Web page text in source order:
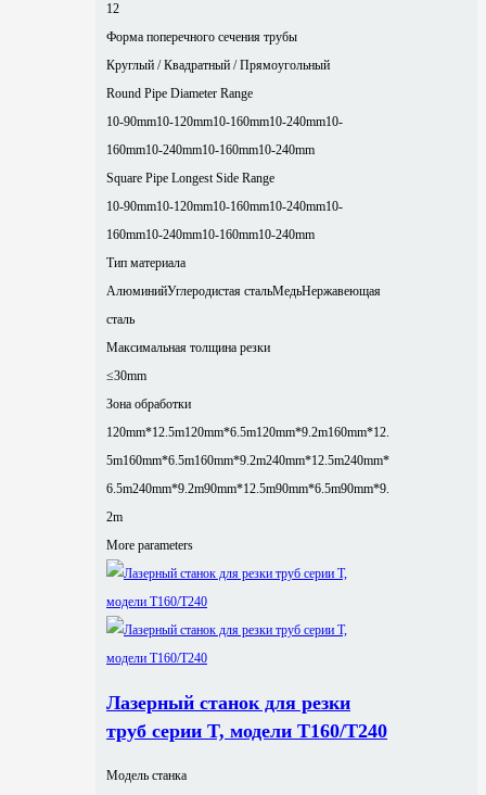
12
Форма поперечного сечения трубы
Круглый / Квадратный / Прямоугольный
Round Pipe Diameter Range
10-90mm10-120mm10-160mm10-240mm10-
160mm10-240mm10-160mm10-240mm
Square Pipe Longest Side Range
10-90mm10-120mm10-160mm10-240mm10-
160mm10-240mm10-160mm10-240mm
Тип материала
АлюминийУглеродистая стальМедьНержавеющая
сталь
Максимальная толщина резки
≤30mm
Зона обработки
120mm*12.5m120mm*6.5m120mm*9.2m160mm*12.
5m160mm*6.5m160mm*9.2m240mm*12.5m240mm*
6.5m240mm*9.2m90mm*12.5m90mm*6.5m90mm*9.
2m
More parameters
Лазерный станок для резки
труб серии T, модели T160/T240
Модель станка